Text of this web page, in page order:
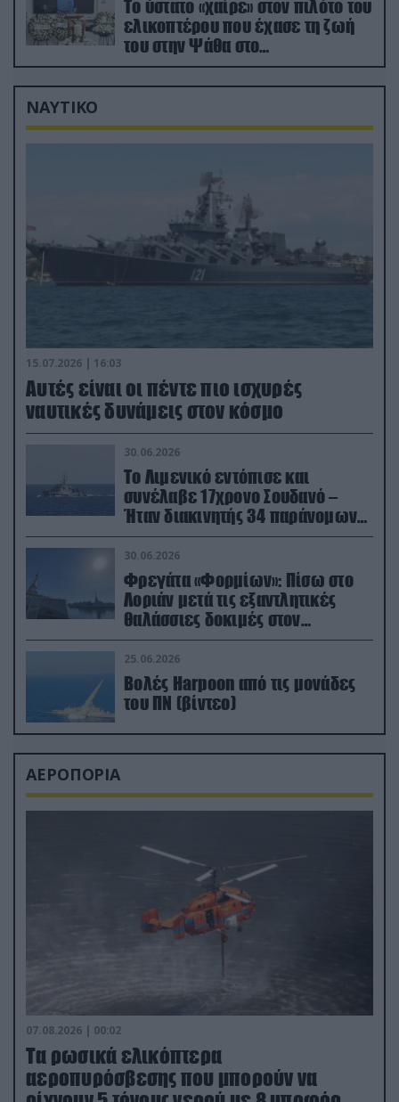
Το ύστατο «χαίρε» στον πιλότο του
ελικοπτέρου που έχασε τη ζωή
του στην Ψάθα στο
αποτεφρωτήριο Ριτσώνας
ΝΑΥΤΙΚΟ
15.07.2026 | 16:03
Aυτές είναι οι πέντε πιο ισχυρές
ναυτικές δυνάμεις στον κόσμο
30.06.2026
Το Λιμενικό εντόπισε και
συνέλαβε 17χρονο Σουδανό –
Ήταν διακινητής 34 παράνομων
μεταναστών
30.06.2026
Φρεγάτα «Φορμίων»: Πίσω στο
Λοριάν μετά τις εξαντλητικές
θαλάσσιες δοκιμές στον
απαιτητικό Βισκαϊκό
25.06.2026
Βολές Harpoon από τις μονάδες
του ΠΝ (βίντεο)
ΑΕΡΟΠΟΡΙΑ
07.08.2026 | 00:02
Τα ρωσικά ελικόπτερα
αεροπυρόσβεσης που μπορούν να